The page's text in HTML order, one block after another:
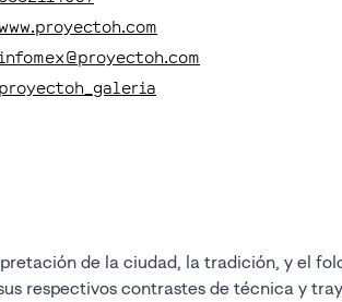
infomex@proyectoh.com
proyectoh_galeria
de la ciudad, la tradición, y el
respectivos contrastes de técnica y